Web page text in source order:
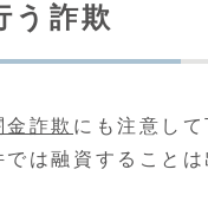
う詐欺
金詐欺 にも注意して
では融資すること